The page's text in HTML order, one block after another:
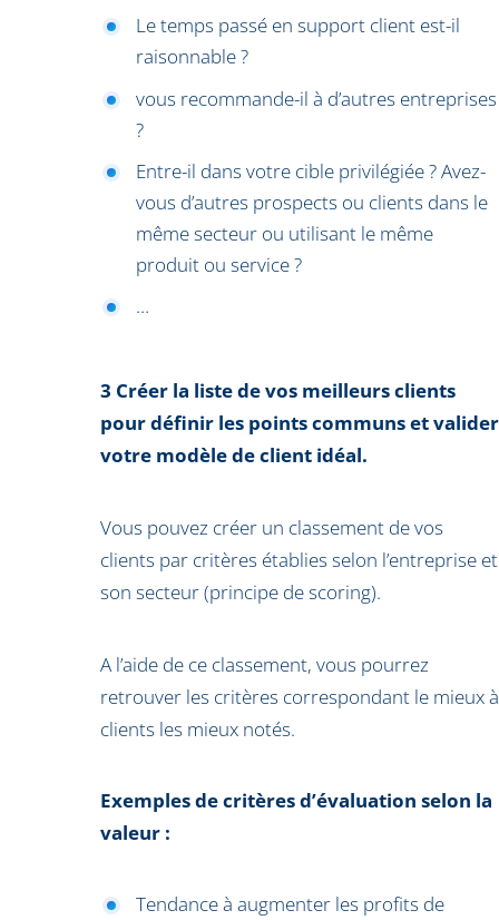
Le temps passé en support client est-il
raisonnable ?
vous recommande-il à d’autres entreprises
?
Entre-il dans votre cible privilégiée ? Avez-
vous d’autres prospects ou clients dans le
même secteur ou utilisant le même
produit ou service ?
…
3 Créer la liste de vos meilleurs clients
pour définir les points communs et valider
votre modèle de client idéal.
Vous pouvez créer un classement de vos
clients par critères établies selon l’entreprise et
son secteur (principe de scoring).
A l’aide de ce classement, vous pourrez
retrouver les critères correspondant le mieux à
clients les mieux notés.
Exemples de critères d’évaluation selon la
valeur :
Tendance à augmenter les profits de